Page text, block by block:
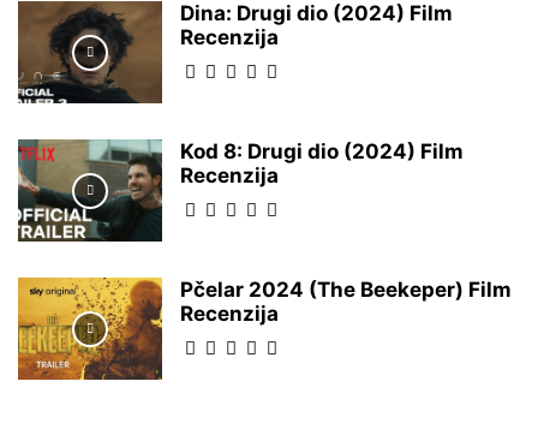
Dina: Drugi dio (2024) Film
Recenzija
Kod 8: Drugi dio (2024) Film
Recenzija
Pčelar 2024 (The Beekeper) Film
Recenzija